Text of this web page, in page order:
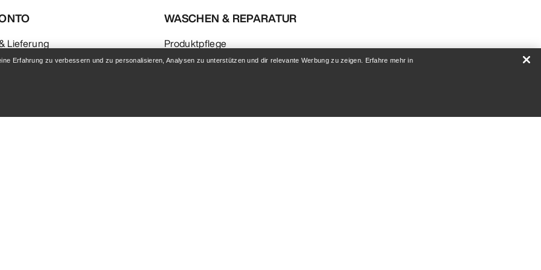
Lieferung
WASCHEN & REPARATUR
Produktpflege
Produktservice
Erfahrung zu verbessern und zu personalisieren, Analysen zu unterstützen und dir relevante Werbung zu zeigen. Erfahre mehr in